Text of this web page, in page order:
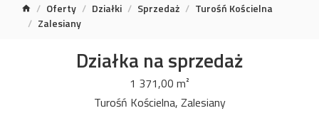
Oferty Działki Sprzedaż
Turośń Kościelna
Zalesiany
Działka na sprzedaż
1 371,00 m²
Turośń Kościelna, Zalesiany